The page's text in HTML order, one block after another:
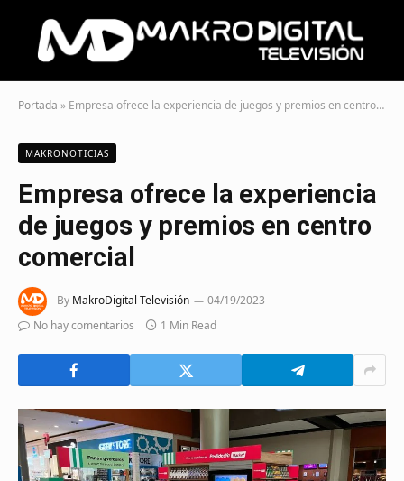
Portada » Empresa ofrece la experiencia de juegos y premios en centro comercial
MAKRONOTICIAS
Empresa ofrece la experiencia
de juegos y premios en centro
comercial
By MakroDigital Televisión
04/19/2023
No hay comentarios
1 Min Read